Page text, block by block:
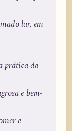
lar, em
prática da
e bem-
e